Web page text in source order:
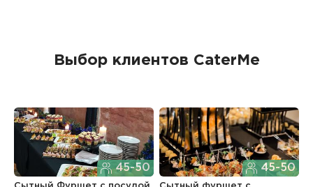
Выбор клиентов CaterMe
45-50 45-50